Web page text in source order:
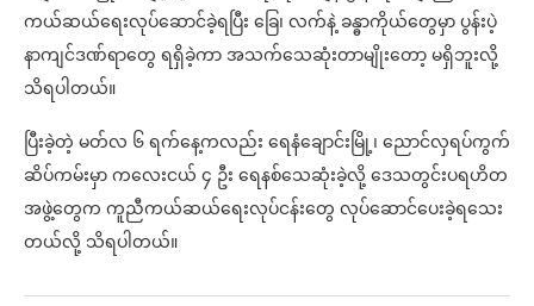
ကယ်ဆယ်ရေးလုပ်ဆောင်ခဲ့ရပြီး ခြေ၊ လက်နဲ့ ခန္ဓာကိုယ်တွေမှာ ပွန်းပဲ့
နာကျင်ဒဏ်ရာတွေ ရရှိခဲ့ကာ အသက်သေဆုံးတာမျိုးတော့ မရှိဘူးလို့
သိရပါတယ်။
ပြီးခဲ့တဲ့ မတ်လ ၆ ရက်နေ့ကလည်း ရေနံချောင်းမြို့၊ ညောင်လှရပ်ကွက်
ဆိပ်ကမ်းမှာ ကလေးငယ် ၄ ဦး ရေနစ်သေဆုံးခဲ့လို့ ဒေသတွင်းပရဟိတ
အဖွဲ့တွေက ကူညီကယ်ဆယ်ရေးလုပ်ငန်းတွေ လုပ်ဆောင်ပေးခဲ့ရသေး
တယ်လို့ သိရပါတယ်။